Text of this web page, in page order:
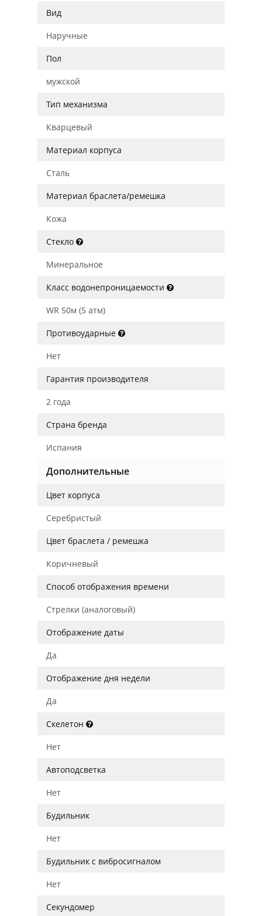
Вид
Наручные
Пол
мужской
Тип механизма
Кварцевый
Материал корпуса
Сталь
Материал браслета/ремешка
Кожа
Стекло
Минеральное
Класс водонепроницаемости
WR 50м (5 атм)
Противоударные
Нет
Гарантия производителя
2 года
Страна бренда
Испания
Дополнительные
Цвет корпуса
Серебристый
Цвет браслета / ремешка
Коричневый
Способ отображения времени
Стрелки (аналоговый)
Отображение даты
Да
Отображение дня недели
Да
Скелетон
Нет
Автоподсветка
Нет
Будильник
Нет
Будильник с вибросигналом
Нет
Секундомер